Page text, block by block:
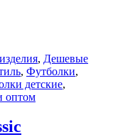
, Дешевые
, Футболки,
детские,
оптом